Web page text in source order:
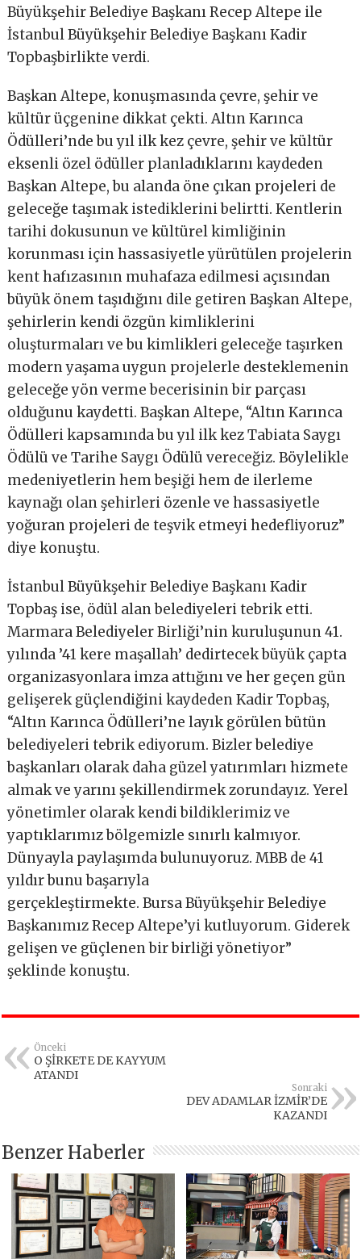
Büyükşehir Belediye Başkanı Recep Altepe ile
İstanbul Büyükşehir Belediye Başkanı Kadir
Topbaşbirlikte verdi.
Başkan Altepe, konuşmasında çevre, şehir ve
kültür üçgenine dikkat çekti. Altın Karınca
Ödülleri’nde bu yıl ilk kez çevre, şehir ve kültür
eksenli özel ödüller planladıklarını kaydeden
Başkan Altepe, bu alanda öne çıkan projeleri de
geleceğe taşımak istediklerini belirtti. Kentlerin
tarihi dokusunun ve kültürel kimliğinin
korunması için hassasiyetle yürütülen projelerin
kent hafızasının muhafaza edilmesi açısından
büyük önem taşıdığını dile getiren Başkan Altepe,
şehirlerin kendi özgün kimliklerini
oluşturmaları ve bu kimlikleri geleceğe taşırken
modern yaşama uygun projelerle desteklemenin
geleceğe yön verme becerisinin bir parçası
olduğunu kaydetti. Başkan Altepe, “Altın Karınca
Ödülleri kapsamında bu yıl ilk kez Tabiata Saygı
Ödülü ve Tarihe Saygı Ödülü vereceğiz. Böylelikle
medeniyetlerin hem beşiği hem de ilerleme
kaynağı olan şehirleri özenle ve hassasiyetle
yoğuran projeleri de teşvik etmeyi hedefliyoruz”
diye konuştu.
İstanbul Büyükşehir Belediye Başkanı Kadir
Topbaş ise, ödül alan belediyeleri tebrik etti.
Marmara Belediyeler Birliği’nin kuruluşunun 41.
yılında ’41 kere maşallah’ dedirtecek büyük çapta
organizasyonlara imza attığını ve her geçen gün
gelişerek güçlendiğini kaydeden Kadir Topbaş,
“Altın Karınca Ödülleri’ne layık görülen bütün
belediyeleri tebrik ediyorum. Bizler belediye
başkanları olarak daha güzel yatırımları hizmete
almak ve yarını şekillendirmek zorundayız. Yerel
yönetimler olarak kendi bildiklerimiz ve
yaptıklarımız bölgemizle sınırlı kalmıyor.
Dünyayla paylaşımda bulunuyoruz. MBB de 41
yıldır bunu başarıyla
gerçekleştirmekte. Bursa Büyükşehir Belediye
Başkanımız Recep Altepe’yi kutluyorum. Giderek
gelişen ve güçlenen bir birliği yönetiyor”
şeklinde konuştu.
Önceki
O ŞİRKETE DE KAYYUM
ATANDI
Sonraki
DEV ADAMLAR İZMİR’DE
KAZANDI
Benzer Haberler